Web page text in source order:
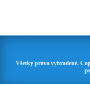
Všetky práva vyhradené.